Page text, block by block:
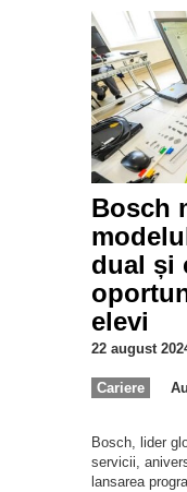
Bosch
dual și
elevi
22 august
Cariere
Bosch, lider
servicii,
lansarea